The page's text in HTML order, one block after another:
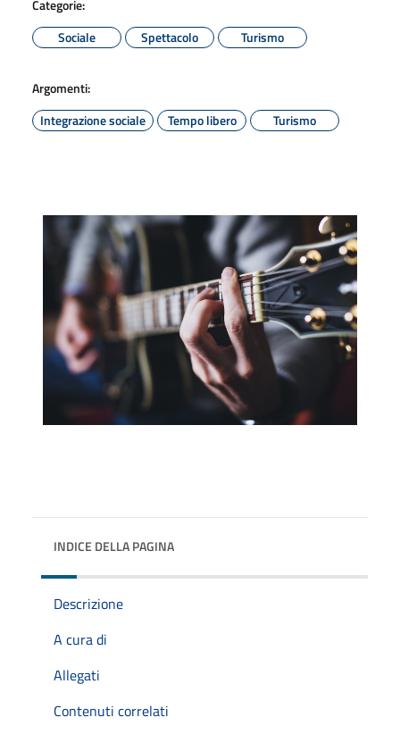
Categorie:
Sociale
Spettacolo Turismo
Argomenti:
Integrazione sociale
Tempo libero Turismo
INDICE DELLA PAGINA
Descrizione
A cura di
Allegati
Contenuti correlati